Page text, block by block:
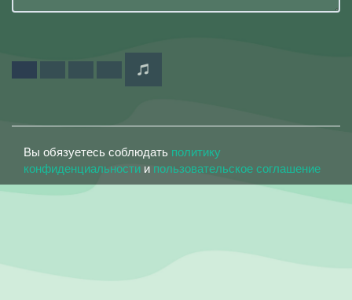
Вы обязуетесь соблюдать политику
конфиденциальности и пользовательское соглашение